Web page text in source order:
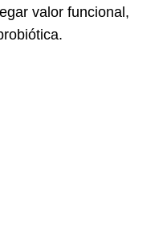
valor funcional,